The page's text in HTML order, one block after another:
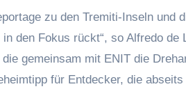
zu den Tremiti-Inseln und
den Fokus rückt“, so Alfredo
gemeinsam mit ENIT die
für Entdecker, die